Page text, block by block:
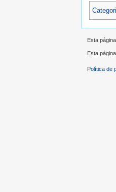
Esta
Esta
Política de